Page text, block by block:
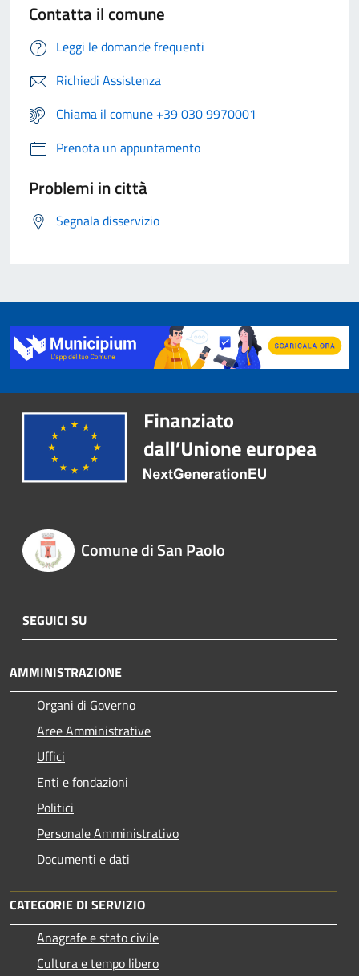
Contatta il comune
Leggi le domande frequenti
Richiedi Assistenza
Chiama il comune +39 030 9970001
Prenota un appuntamento
Problemi in città
Segnala disservizio
Comune di San Paolo
SEGUICI SU
AMMINISTRAZIONE
Organi di Governo
Aree Amministrative
Uffici
Enti e fondazioni
Politici
Personale Amministrativo
Documenti e dati
CATEGORIE DI SERVIZIO
Anagrafe e stato civile
Cultura e tempo libero